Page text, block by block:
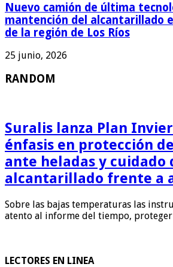
Nuevo camión de última
mantención del alcantarillado
de la región de Los Ríos
25 junio, 2026
RANDOM
Suralis lanza Plan
énfasis en protección
ante heladas y cuidado
alcantarillado frente a
Sobre las bajas temperaturas las
atento al informe del tiempo,
LECTORES EN LINEA